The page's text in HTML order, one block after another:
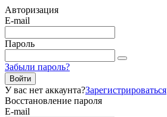
Авторизация
E-mail
Пароль
Забыли пароль?
Войти
У вас нет аккаунта?Зарегистрироваться
Восстановление пароля
E-mail